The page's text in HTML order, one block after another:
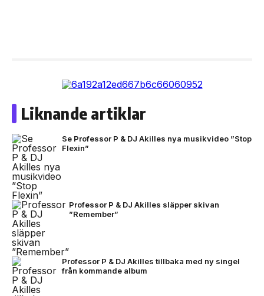
Liknande artiklar
Se Professor P & DJ Akilles nya musikvideo ”Stop
Flexin”
Professor P & DJ Akilles släpper skivan
”Remember”
Professor P & DJ Akilles tillbaka med ny singel
från kommande album